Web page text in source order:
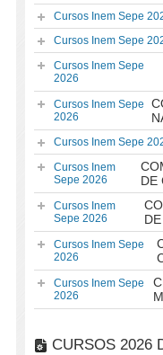
Cursos Inem Sepe
Cursos Inem Sepe
Cursos Inem Sepe
2026
Cursos Inem Sepe
2026
Cursos Inem Sepe
Cursos Inem
Sepe 2026
DE
Cursos Inem
Sepe 2026
Cursos Inem Sepe
2026
Cursos Inem Sepe
2026
CURSOS 2026